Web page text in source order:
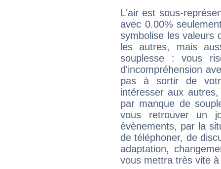
L'air est sous-
avec 0.00%
symbolise les valeurs
les autres, mais
souplesse : vous
d'incompréhension
pas à sortir de
intéresser aux
par manque de
vous retrouver un
évènements, par la
de téléphoner, de
adaptation,
vous mettra très vite